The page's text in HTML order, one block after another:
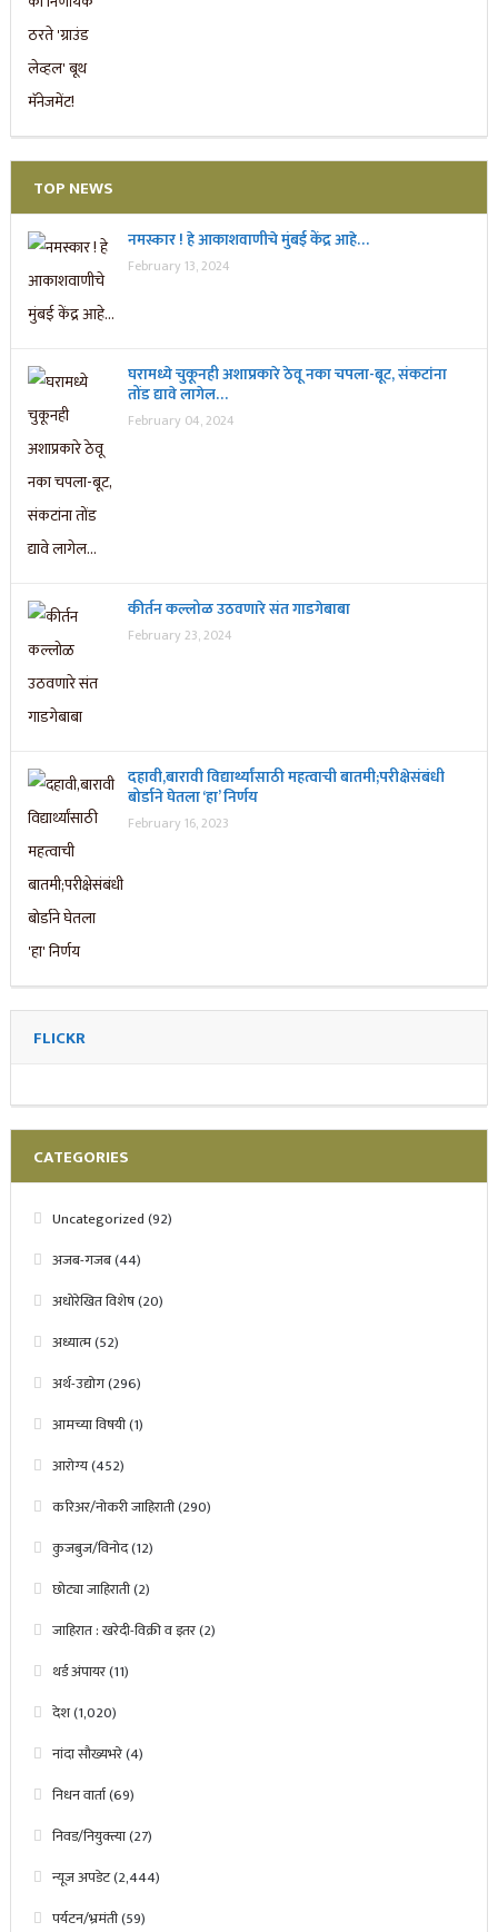
TOP NEWS
नमस्कार ! हे आकाशवाणीचे मुंबई केंद्र आहे…
February 13, 2024
घरामध्ये चुकूनही अशाप्रकारे ठेवू नका चपला-बूट, संकटांना
तोंड द्यावे लागेल…
February 04, 2024
कीर्तन कल्लोळ उठवणारे संत गाडगेबाबा
February 23, 2024
दहावी,बारावी विद्यार्थ्यांसाठी महत्वाची बातमी;परीक्षेसंबंधी
बोर्डाने घेतला ‘हा’ निर्णय
February 16, 2023
FLICKR
CATEGORIES
Uncategorized(92)
अजब-गजब(44)
अधोरेखित विशेष(20)
अध्यात्म(52)
अर्थ-उद्योग(296)
आमच्या विषयी(1)
आरोग्य(452)
करिअर/नोकरी जाहिराती(290)
कुजबुज/विनोद(12)
छोट्या जाहिराती(2)
जाहिरात : खरेदी-विक्री व इतर(2)
थर्ड अंपायर(11)
देश(1,020)
नांदा सौख्यभरे(4)
निधन वार्ता(69)
निवड/नियुक्त्या(27)
न्यूज अपडेट(2,444)
पर्यटन/भ्रमंती(59)